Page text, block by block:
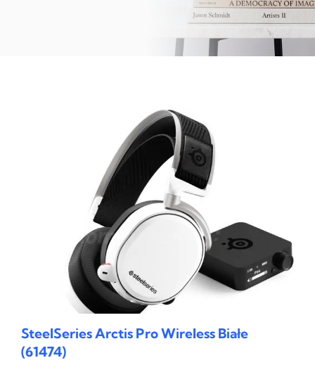
SteelSeries Arctis Pro Wireless Białe
(61474)